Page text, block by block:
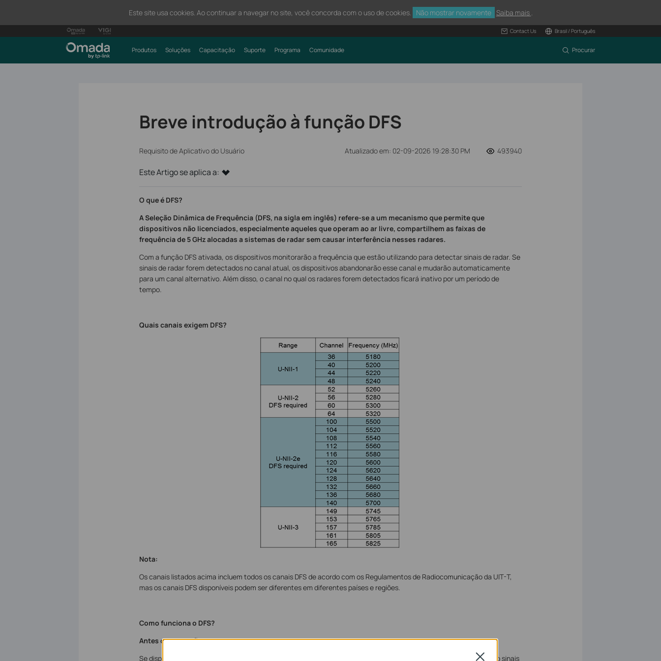
Este site usa cookies. Ao continuar a navegar no site, você concorda com o uso de cookies. Não mostrar novamente Saiba mais
Contact Us Brasil / Português
Produtos Soluções Capacitação Suporte Programa Comunidade Procurar
Breve introdução à função DFS
Requisito de Aplicativo do Usuário Atualizado em: 02-09-2026 19:28:30 PM 493940
Este Artigo se aplica a:
O que é DFS?
A Seleção Dinâmica de Frequência (DFS, na sigla em inglês) refere-se a um mecanismo que permite que
dispositivos não licenciados, especialmente aqueles que operam ao ar livre, compartilhem as faixas de
frequência de 5 GHz alocadas a sistemas de radar sem causar interferência nesses radares.
Com a função DFS ativada, os dispositivos monitorarão a frequência que estão utilizando para detectar sinais de radar. Se
sinais de radar forem detectados no canal atual, os dispositivos abandonarão esse canal e mudarão automaticamente
para um canal alternativo. Além disso, o canal no qual os radares forem detectados ficará inativo por um período de
tempo.
Quais canais exigem DFS?
Nota:
Os canais listados acima incluem todos os canais DFS de acordo com os Regulamentos de Radiocomunicação da UIT-T,
mas os canais DFS disponíveis podem ser diferentes em diferentes países e regiões.
Como funciona o DFS?
Antes da operação:
Se dispositivos de 5 GHz com a função DFS ativada selecionarem um canal DFS antes da operação, eles detectarão sinais
Close